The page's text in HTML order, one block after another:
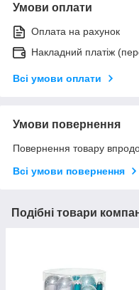
Умови оплати
Оплата на рахунок
Накладний платіж
Всі умови оплати
Умови повернення
Повернення товару
Всі умови повернення
Подібні товари